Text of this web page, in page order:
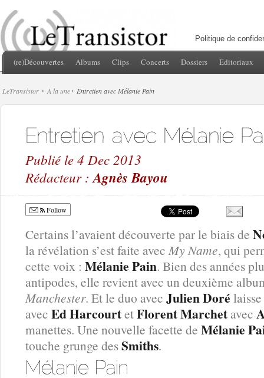
Politique de
(re)Découvertes Albums Clips Concerts Dossiers Editoriaux
LeTransistor A la une Entretien avec Mélanie Pain
Publié le 4 Dec 2013
Rédacteur :Agnès Bayou
Follow
Certains l’avaient découverte par le biais de
la révélation s’est faite avec My Name, qui
cette voix : Mélanie Pain. Bien des années
antipodes, elle revient avec un deuxième
Manchester. Et le duo avec Julien Doré
avec Ed HarcourtetFlorent Marchet avec
manettes. Une nouvelle facette de Mélanie
touche grunge desSmiths.